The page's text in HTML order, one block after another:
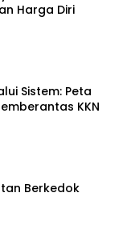
Harga Diri
Sistem: Peta
KKN
Berkedok